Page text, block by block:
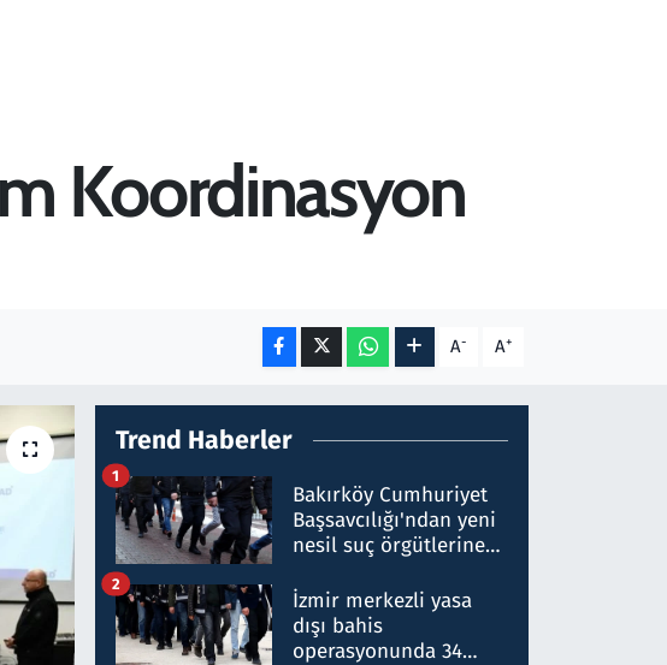
Koordinasyon
A- A+
Trend Haberler
Bakırköy Cumhuriyet
Başsavcılığı'ndan yeni
nesil suç örgütlerine
hakkında gözaltı kararı
1
İzmir merkezli yasa
dışı bahis
operasyonunda 34
2